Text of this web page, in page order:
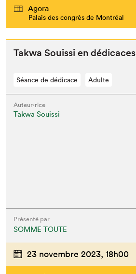
Agora
Palais des congrès de Montréal
Tak­wa Souis­si en dédicaces
Séance de dédicace Adulte
Auteur·rice
Takwa Souissi
Présenté par
SOMME TOUTE
23 novembre 2023, 18h00